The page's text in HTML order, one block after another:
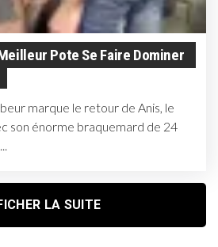
Pote Se Faire Dominer
marque le retour de Anis, le
son énorme braquemard de 24
LA SUITE